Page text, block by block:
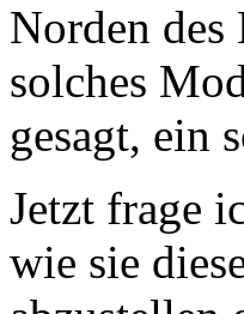
Norden des
solches
gesagt, ein
Jetzt frage
wie sie